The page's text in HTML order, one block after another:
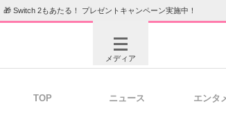
🎁 Switch 2もあたる！ プレゼントキャンペーン実施中！
メディア
TOP ニュース エンタ